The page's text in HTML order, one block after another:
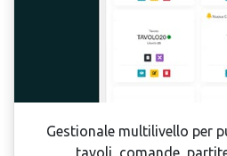
Gestionale multilivello per